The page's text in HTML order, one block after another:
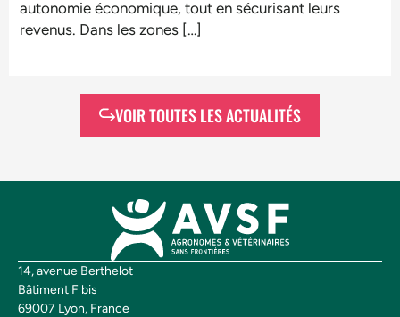
autonomie économique, tout en sécurisant leurs
revenus. Dans les zones […]
VOIR TOUTES LES ACTUALITÉS
14, avenue Berthelot
Bâtiment F bis
69007 Lyon, France